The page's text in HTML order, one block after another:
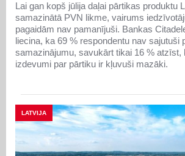
Lai gan kopš jūlija daļai pārtikas produktu
samazinātā PVN likme, vairums
pagaidām nav pamanījuši. Bankas
liecina, ka 69 % respondentu nav sajutuši
samazinājumu, savukārt tikai 16 % atzīst,
izdevumi par pārtiku ir kļuvuši mazāki.
LATVIJA